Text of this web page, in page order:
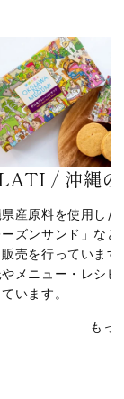
/ 沖縄の
産原料を使用し
ーズンサンド」な
売を行っています
メニュー・レシ
います。
もっ